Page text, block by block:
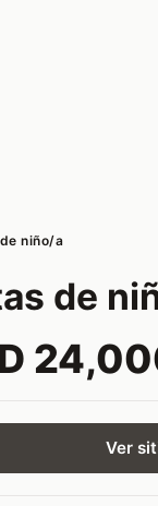
niño/a
de
Ver